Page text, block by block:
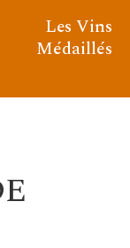
Les Vins
Médaillés